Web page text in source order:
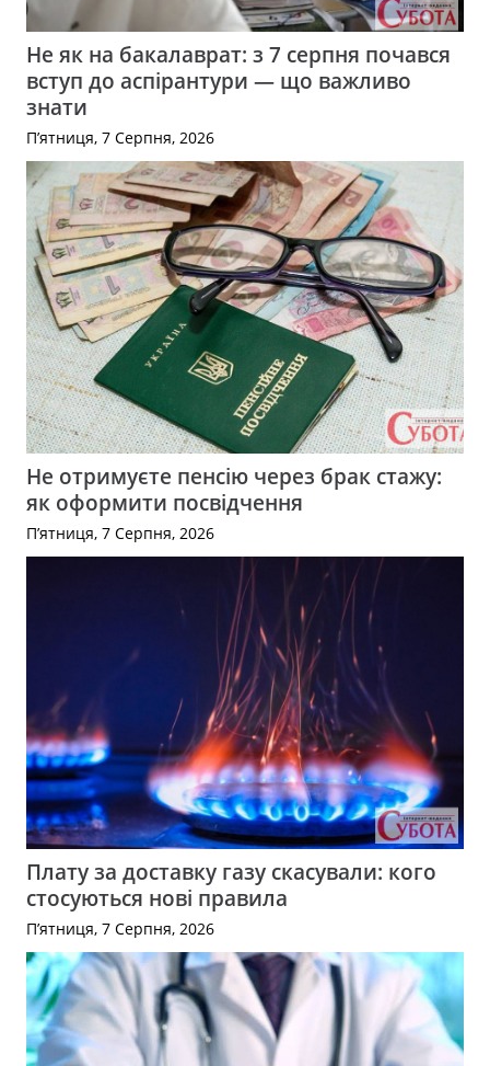
Не як на бакалаврат: з 7 серпня почався
вступ до аспірантури — що важливо
знати
П’ятниця, 7 Серпня, 2026
Не отримуєте пенсію через брак стажу:
як оформити посвідчення
П’ятниця, 7 Серпня, 2026
Плату за доставку газу скасували: кого
стосуються нові правила
П’ятниця, 7 Серпня, 2026